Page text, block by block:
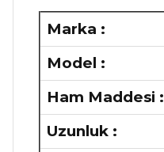
Marka :
Model :
Ham Maddesi :
Uzunluk :